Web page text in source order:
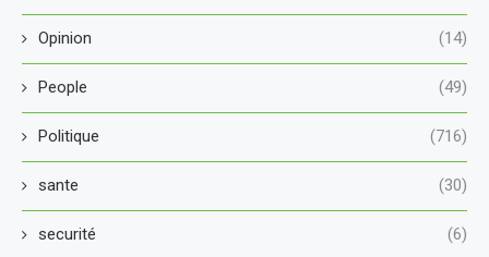
Opinion (14)
People (49)
Politique (716)
sante (30)
securité (6)